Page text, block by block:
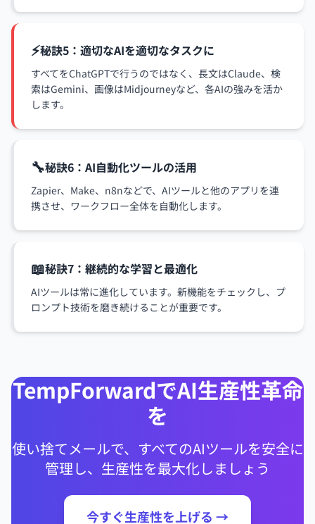
⚡秘訣5：適切なAIを適切なタスクに
すべてをChatGPTで行うのではなく、長文はClaude、検
索はGemini、画像はMidjourneyなど、各AIの強みを活か
します。
🔧秘訣6：AI自動化ツールの活用
Zapier、Make、n8nなどで、AIツールと他のアプリを連
携させ、ワークフロー全体を自動化します。
📖秘訣7：継続的な学習と最適化
AIツールは常に進化しています。新機能をチェックし、プ
ロンプト技術を磨き続けることが重要です。
TempForwardでAI生産性革命
を
使い捨てメールで、すべてのAIツールを安全に
管理し、生産性を最大化しましょう
今すぐ生産性を上げる →